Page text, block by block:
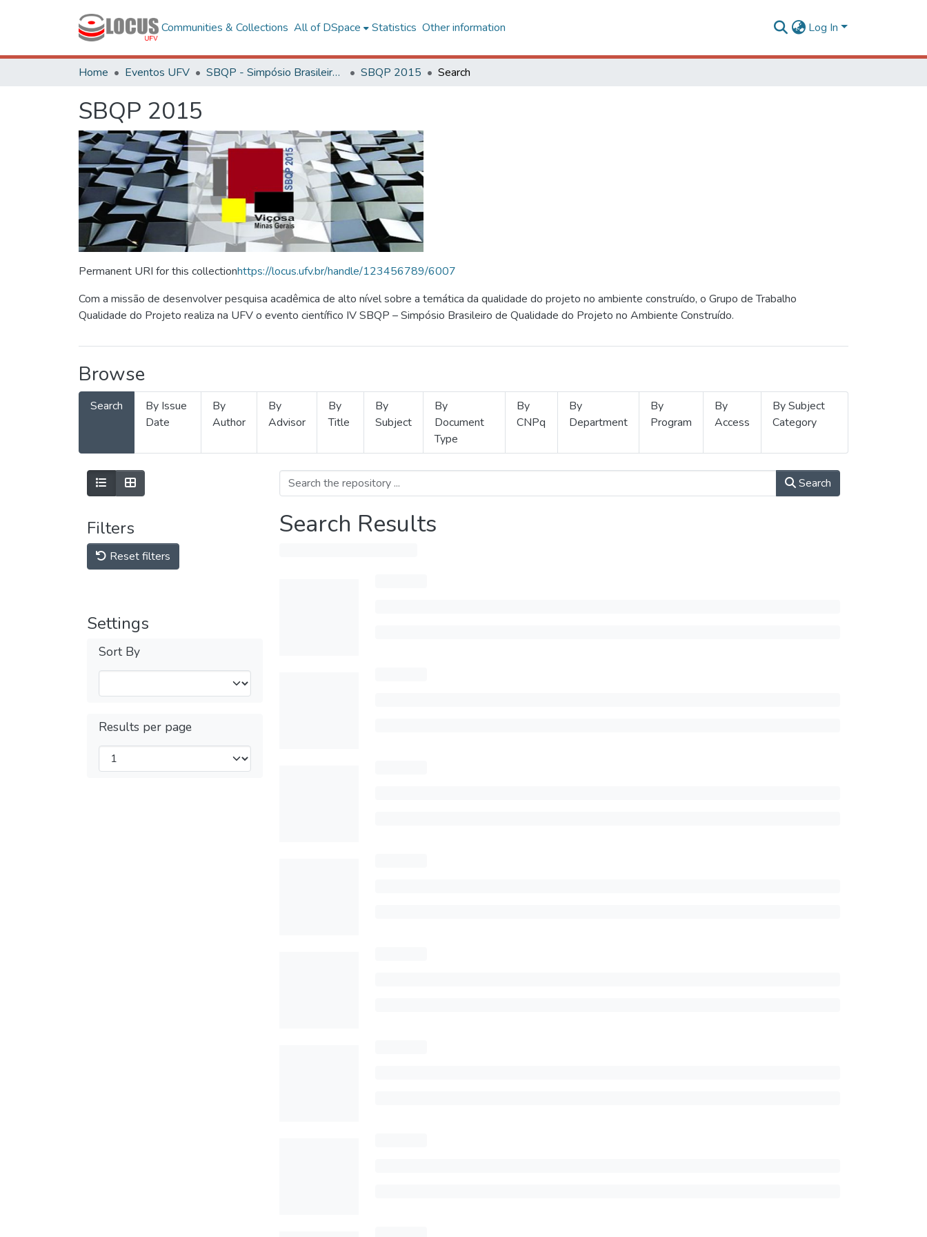
Communities & Collections All of DSpace Statistics Other information Log In
Home Eventos UFV SBQP - Simpósio Brasileiro de Qualidade do Projeto no Ambiente Construído SBQP 2015 Search
SBQP 2015
Permanent URI for this collectionhttps://locus.ufv.br/handle/123456789/6007
Com a missão de desenvolver pesquisa acadêmica de alto nível sobre a temática da qualidade do projeto no ambiente construído, o Grupo de Trabalho
Qualidade do Projeto realiza na UFV o evento científico IV SBQP – Simpósio Brasileiro de Qualidade do Projeto no Ambiente Construído.
Browse
Search
By Issue
Date
By
Author
By
Advisor
By
Title
By
Subject
By
Document
Type
By
CNPq
By
Department
By
Program
By
Access
By Subject
Category
Filters
Reset filters
Settings
Sort By
Results per page
Search
Search Results